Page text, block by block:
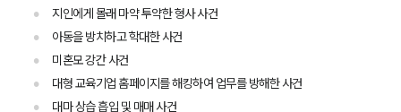
업무사례
주요 업무사례
사례분석/최신동향
지인에게 몰래 마약 투약한 형사 사건
아동을 방치하고 학대한 사건
미혼모 강간 사건
대형 교육기업 홈페이지를 해킹하여 업무를 방해한 사건
대마 상습 흡입 및 매매 사건